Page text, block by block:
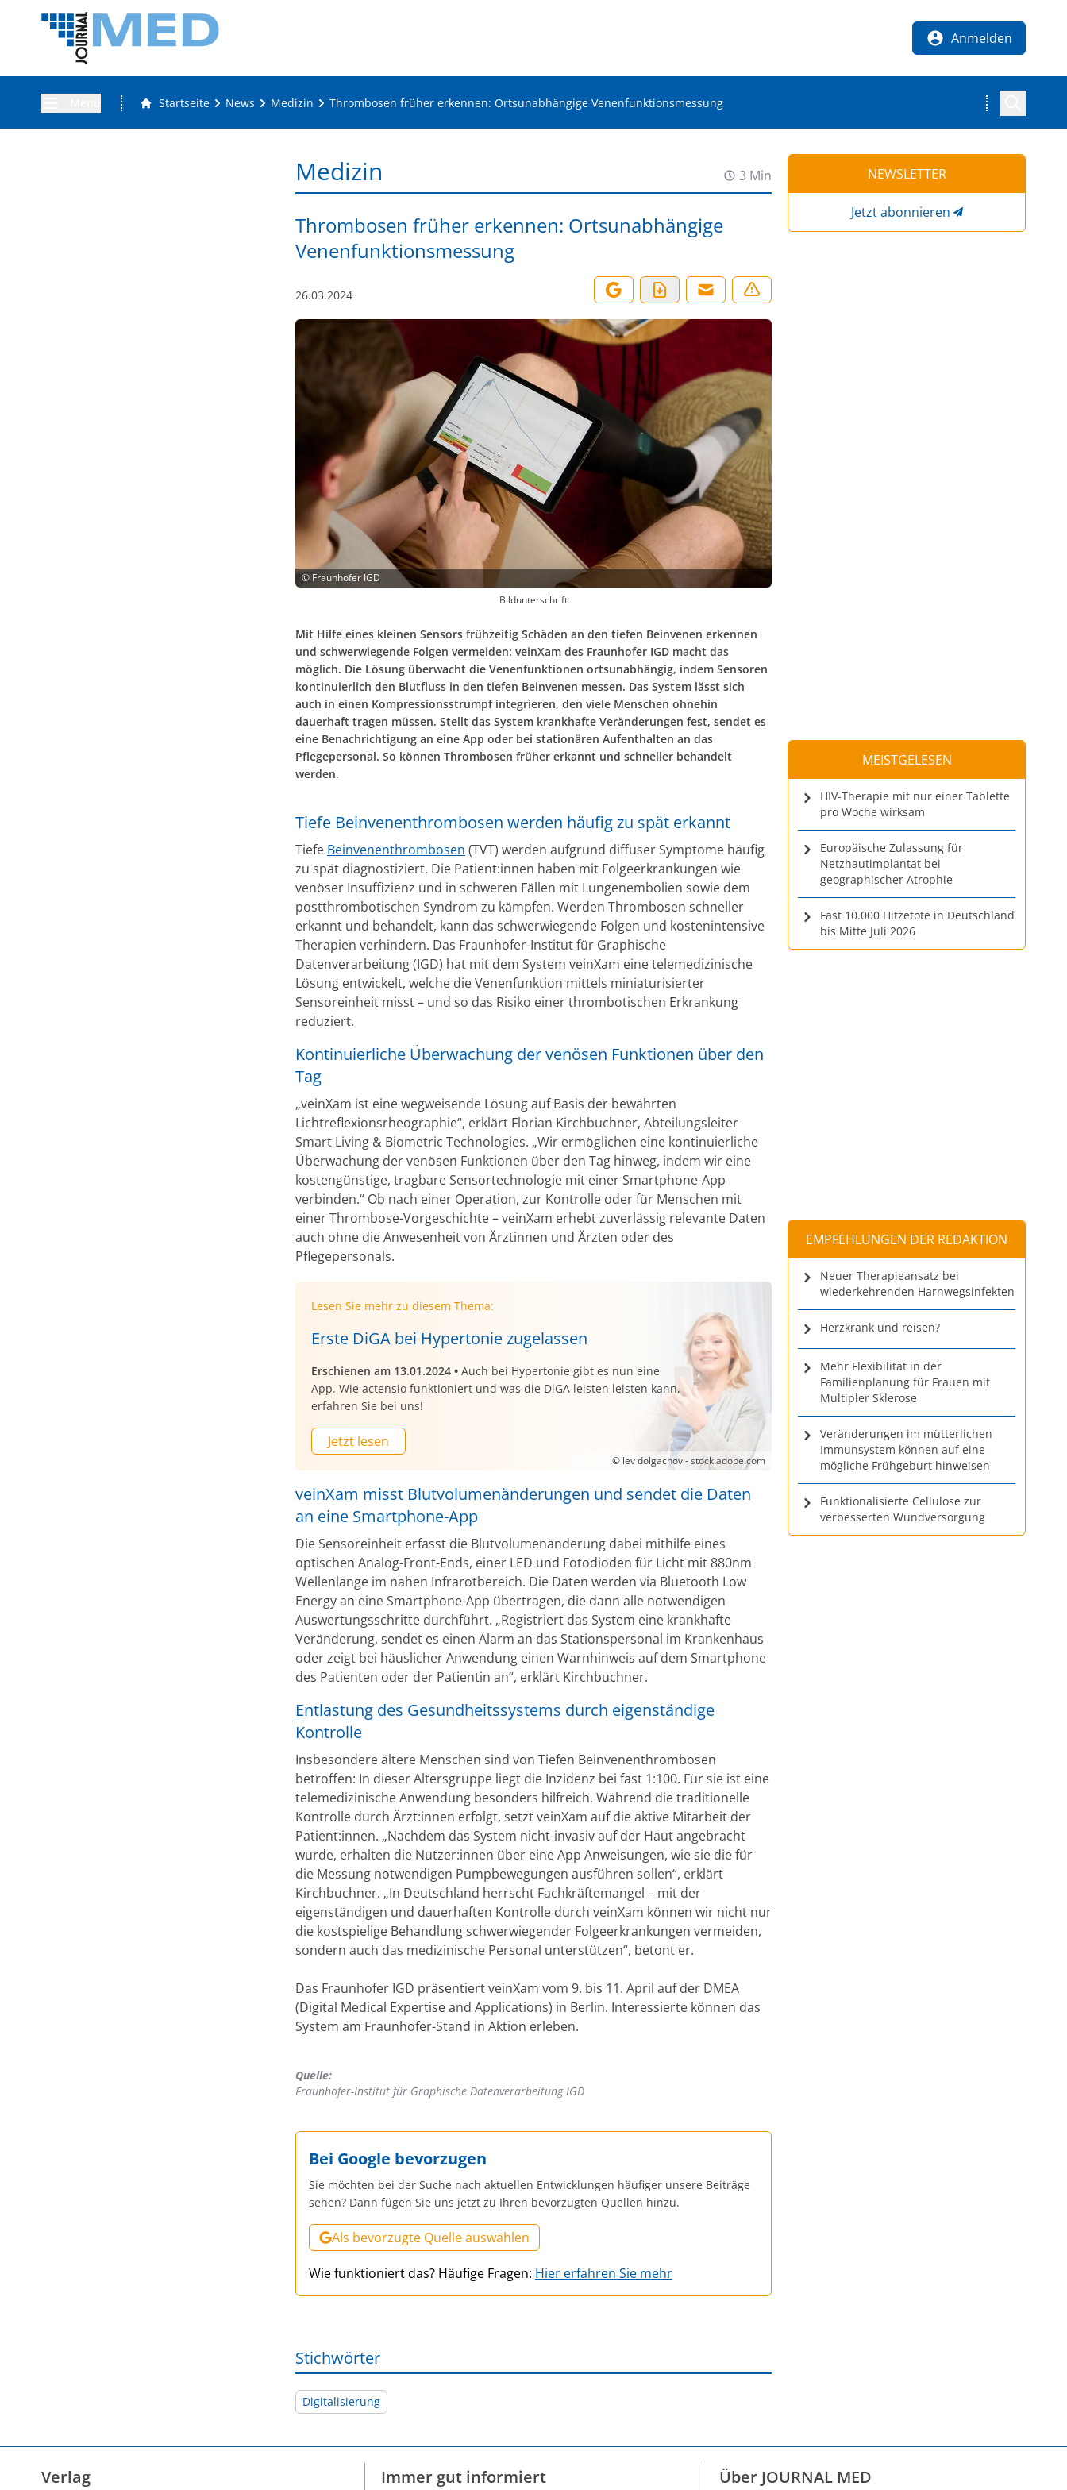
Anmelden
Startseite News Medizin Thrombosen früher erkennen: Ortsunabhängige Venenfunktionsmessung
Medizin 3 Min
Thrombosen früher erkennen: Ortsunabhängige
Venenfunktionsmessung
26.03.2024
© Fraunhofer IGD
Bildunterschrift
Mit Hilfe eines kleinen Sensors frühzeitig Schäden an den tiefen Beinvenen erkennen
und schwerwiegende Folgen vermeiden: veinXam des Fraunhofer IGD macht das
möglich. Die Lösung überwacht die Venenfunktionen ortsunabhängig, indem Sensoren
kontinuierlich den Blutfluss in den tiefen Beinvenen messen. Das System lässt sich
auch in einen Kompressionsstrumpf integrieren, den viele Menschen ohnehin
dauerhaft tragen müssen. Stellt das System krankhafte Veränderungen fest, sendet es
eine Benachrichtigung an eine App oder bei stationären Aufenthalten an das
Pflegepersonal. So können Thrombosen früher erkannt und schneller behandelt
werden.
Tiefe Beinvenenthrombosen werden häufig zu spät erkannt
Tiefe Beinvenenthrombosen (TVT) werden aufgrund diffuser Symptome häufig
zu spät diagnostiziert. Die Patient:innen haben mit Folgeerkrankungen wie
venöser Insuffizienz und in schweren Fällen mit Lungenembolien sowie dem
postthrombotischen Syndrom zu kämpfen. Werden Thrombosen schneller
erkannt und behandelt, kann das schwerwiegende Folgen und kostenintensive
Therapien verhindern. Das Fraunhofer-Institut für Graphische
Datenverarbeitung (IGD) hat mit dem System veinXam eine telemedizinische
Lösung entwickelt, welche die Venenfunktion mittels miniaturisierter
Sensoreinheit misst – und so das Risiko einer thrombotischen Erkrankung
reduziert.
Kontinuierliche Überwachung der venösen Funktionen über den
Tag
„veinXam ist eine wegweisende Lösung auf Basis der bewährten
Lichtreflexionsrheographie“, erklärt Florian Kirchbuchner, Abteilungsleiter
Smart Living & Biometric Technologies. „Wir ermöglichen eine kontinuierliche
Überwachung der venösen Funktionen über den Tag hinweg, indem wir eine
kostengünstige, tragbare Sensortechnologie mit einer Smartphone-App
verbinden.“ Ob nach einer Operation, zur Kontrolle oder für Menschen mit
einer Thrombose-Vorgeschichte – veinXam erhebt zuverlässig relevante Daten
auch ohne die Anwesenheit von Ärztinnen und Ärzten oder des
Pflegepersonals.
Lesen Sie mehr zu diesem Thema:
Erste DiGA bei Hypertonie zugelassen
Erschienen am 13.01.2024 • Auch bei Hypertonie gibt es nun eine
App. Wie actensio funktioniert und was die DiGA leisten leisten kann,
erfahren Sie bei uns!
Jetzt lesen
© lev dolgachov - stock.adobe.com
veinXam misst Blutvolumenänderungen und sendet die Daten
an eine Smartphone-App
Die Sensoreinheit erfasst die Blutvolumenänderung dabei mithilfe eines
optischen Analog-Front-Ends, einer LED und Fotodioden für Licht mit 880nm
Wellenlänge im nahen Infrarotbereich. Die Daten werden via Bluetooth Low
Energy an eine Smartphone-App übertragen, die dann alle notwendigen
Auswertungsschritte durchführt. „Registriert das System eine krankhafte
Veränderung, sendet es einen Alarm an das Stationspersonal im Krankenhaus
oder zeigt bei häuslicher Anwendung einen Warnhinweis auf dem Smartphone
des Patienten oder der Patientin an“, erklärt Kirchbuchner.
Entlastung des Gesundheitssystems durch eigenständige
Kontrolle
Insbesondere ältere Menschen sind von Tiefen Beinvenenthrombosen
betroffen: In dieser Altersgruppe liegt die Inzidenz bei fast 1:100. Für sie ist eine
telemedizinische Anwendung besonders hilfreich. Während die traditionelle
Kontrolle durch Ärzt:innen erfolgt, setzt veinXam auf die aktive Mitarbeit der
Patient:innen. „Nachdem das System nicht-invasiv auf der Haut angebracht
wurde, erhalten die Nutzer:innen über eine App Anweisungen, wie sie die für
die Messung notwendigen Pumpbewegungen ausführen sollen“, erklärt
Kirchbuchner. „In Deutschland herrscht Fachkräftemangel – mit der
eigenständigen und dauerhaften Kontrolle durch veinXam können wir nicht nur
die kostspielige Behandlung schwerwiegender Folgeerkrankungen vermeiden,
sondern auch das medizinische Personal unterstützen“, betont er.
Das Fraunhofer IGD präsentiert veinXam vom 9. bis 11. April auf der DMEA
(Digital Medical Expertise and Applications) in Berlin. Interessierte können das
System am Fraunhofer-Stand in Aktion erleben.
Quelle:
Fraunhofer-Institut für Graphische Datenverarbeitung IGD
Bei Google bevorzugen
Sie möchten bei der Suche nach aktuellen Entwicklungen häufiger unsere Beiträge
sehen? Dann fügen Sie uns jetzt zu Ihren bevorzugten Quellen hinzu.
Als bevorzugte Quelle auswählen
Wie funktioniert das? Häufige Fragen: Hier erfahren Sie mehr
Stichwörter
Digitalisierung
NEWSLETTER
Jetzt abonnieren
MEISTGELESEN
HIV-Therapie mit nur einer Tablette
pro Woche wirksam
Europäische Zulassung für
Netzhautimplantat bei
geographischer Atrophie
Fast 10.000 Hitzetote in Deutschland
bis Mitte Juli 2026
EMPFEHLUNGEN DER REDAKTION
Neuer Therapieansatz bei
wiederkehrenden Harnwegsinfekten
Herzkrank und reisen?
Mehr Flexibilität in der
Familienplanung für Frauen mit
Multipler Sklerose
Veränderungen im mütterlichen
Immunsystem können auf eine
mögliche Frühgeburt hinweisen
Funktionalisierte Cellulose zur
verbesserten Wundversorgung
Verlag Immer gut informiert Über JOURNAL MED